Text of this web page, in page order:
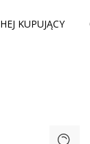
HEJ KUPUJĄCY